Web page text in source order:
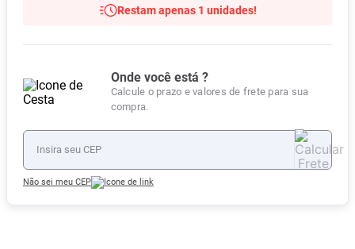
Restam apenas 1 unidades!
Onde você está ?
Calcule o prazo e valores de frete para sua
compra.
Não sei meu CEP